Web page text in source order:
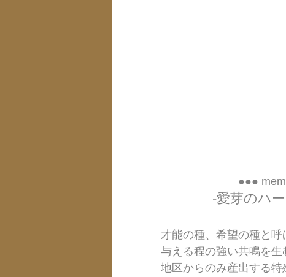
●●●
-愛芽のハ
才能の種、希望の種と
与える程の強い共鳴を
地区からのみ産出する